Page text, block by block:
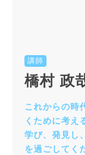
講師
橋村 政
これからの時
くために考え
学び、発見し
を過ごしてく